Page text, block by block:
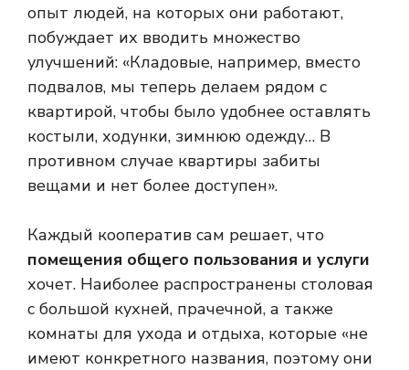
опыт людей, на которых они работают,
побуждает их вводить множество
улучшений: «Кладовые, например, вместо
подвалов, мы теперь делаем рядом с
квартирой, чтобы было удобнее оставлять
костыли, ходунки, зимнюю одежду… В
противном случае квартиры забиты
вещами и нет более доступен».
Каждый кооператив сам решает, что
помещения общего пользования и услуги
хочет. Наиболее распространены столовая
с большой кухней, прачечной, а также
комнаты для ухода и отдыха, которые «не
имеют конкретного названия, поэтому они